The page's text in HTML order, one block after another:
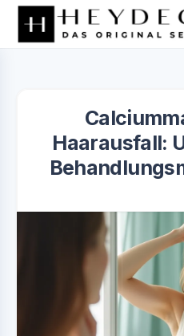
Haarausfall: